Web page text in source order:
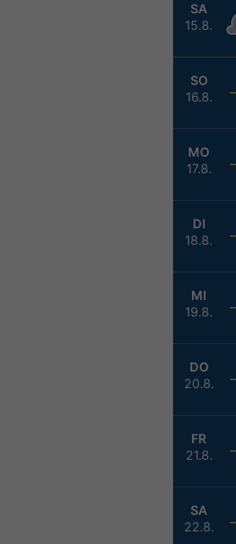
SA
15.8.
SO
16.8.
MO
17.8.
DI
18.8.
MI
19.8.
DO
20.8.
FR
21.8.
SA
22.8.